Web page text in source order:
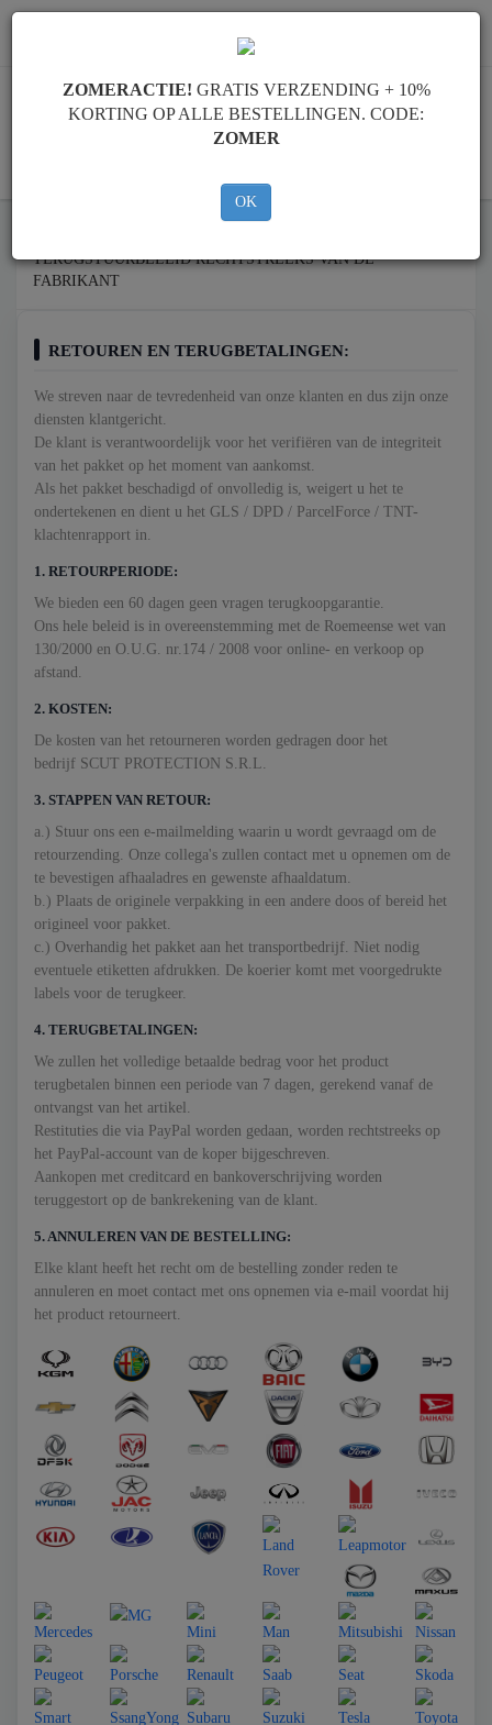
info@motorbeschermplaat.com
TERUGSTUURBELEID RECHTSTREEKS VAN DE
FABRIKANT
RETOUREN EN TERUGBETALINGEN:
We streven naar de tevredenheid van onze klanten en dus zijn onze
diensten klantgericht.
De klant is verantwoordelijk voor het verifiëren van de integriteit
van het pakket op het moment van aankomst.
Als het pakket beschadigd of onvolledig is, weigert u het te
ondertekenen en dient u het GLS / DPD / ParcelForce / TNT-
klachtenrapport in.
1. RETOURPERIODE:
We bieden een 60 dagen geen vragen terugkoopgarantie.
Ons hele beleid is in overeenstemming met de Roemeense wet van
130/2000 en O.U.G. nr.174 / 2008 voor online- en verkoop op
afstand.
2. KOSTEN:
De kosten van het retourneren worden gedragen door het
bedrijf SCUT PROTECTION S.R.L.
3. STAPPEN VAN RETOUR:
a.) Stuur ons een e-mailmelding waarin u wordt gevraagd om de
retourzending. Onze collega's zullen contact met u opnemen om de
te bevestigen afhaaladres en gewenste afhaaldatum.
b.) Plaats de originele verpakking in een andere doos of bereid het
origineel voor pakket.
c.) Overhandig het pakket aan het transportbedrijf. Niet nodig
eventuele etiketten afdrukken. De koerier komt met voorgedrukte
labels voor de terugkeer.
4. TERUGBETALINGEN:
We zullen het volledige betaalde bedrag voor het product
terugbetalen binnen een periode van 7 dagen, gerekend vanaf de
ontvangst van het artikel.
Restituties die via PayPal worden gedaan, worden rechtstreeks op
het PayPal-account van de koper bijgeschreven.
Aankopen met creditcard en bankoverschrijving worden
teruggestort op de bankrekening van de klant.
5. ANNULEREN VAN DE BESTELLING:
Elke klant heeft het recht om de bestelling zonder reden te
annuleren en moet contact met ons opnemen via e-mail voordat hij
het product retourneert.
ZOMERACTIE! GRATIS VERZENDING + 10%
KORTING OP ALLE BESTELLINGEN. CODE:
ZOMER
OK